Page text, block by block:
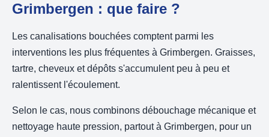
Grimbergen : que faire ?
Les canalisations bouchées comptent parmi les
interventions les plus fréquentes à Grimbergen. Graisses,
tartre, cheveux et dépôts s'accumulent peu à peu et
ralentissent l'écoulement.
Selon le cas, nous combinons débouchage mécanique et
nettoyage haute pression, partout à Grimbergen, pour un